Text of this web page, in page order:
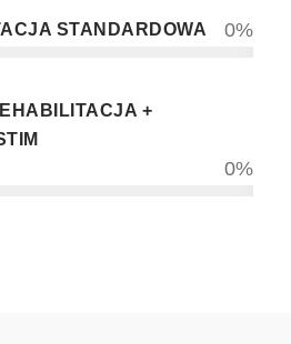
STANDARDOWA 0%
+
0%